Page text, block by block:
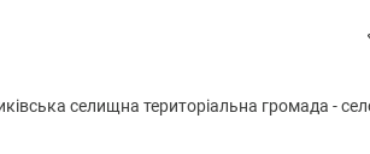
селищна територіальна громада -